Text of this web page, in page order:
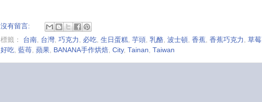
沒有留言:
標籤： 台南 台灣 巧克力 必吃 生日蛋糕 芋頭 乳酪 波士頓 香蕉 香蕉巧克力 草莓
好吃 藍苺 蘋果 BANANA手作烘焙 City, Tainan Taiwan